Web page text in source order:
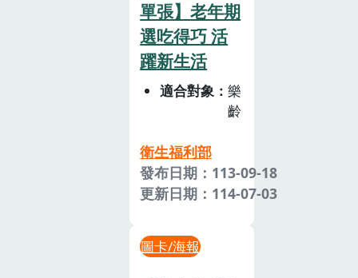
單張】老年期
選吃得巧 活
躍新生活
適合對象
樂
齡
衛生福利部
發布日期：113-09-18
更新日期：114-07-03
圖卡/海報